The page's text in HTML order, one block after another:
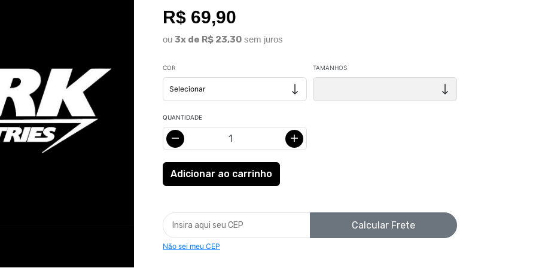
R$ 69,90
ou 3x de R$ 23,30 sem juros
COR TAMANHOS
QUANTIDADE
Calcular Frete
Não sei meu CEP